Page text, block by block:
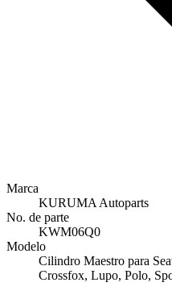
Marca
KURUMA Autoparts
No. de parte
KWM06Q0
Modelo
Cilindro Maestro para
Crossfox, Lupo, Polo,